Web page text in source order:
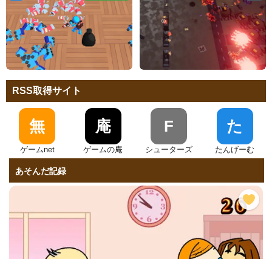
RSS取得サイト
無
ゲームnet
庵
ゲームの庵
F
シューターズ
た
たんげーむ
あそんだ記録